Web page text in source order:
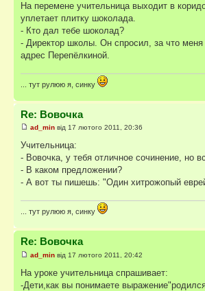
На перемене учительница выходит в
уплетает плитку шоколада.
- Кто дал тебе шоколад?
- Директор школы. Он спросил, за что меня
адрес Перепёлкиной.
... тут рулюю я, синку
Re: Вовочка
ad_min від 17 лютого 2011, 20:36
Учительница:
- Вовочка, у тебя отличное сочинение, но
- В каком предложении?
- А вот ты пишешь: "Один хитрожопый
... тут рулюю я, синку
Re: Вовочка
ad_min від 17 лютого 2011, 20:42
На уроке учительница спрашивает:
-Дети,как вы понимаете